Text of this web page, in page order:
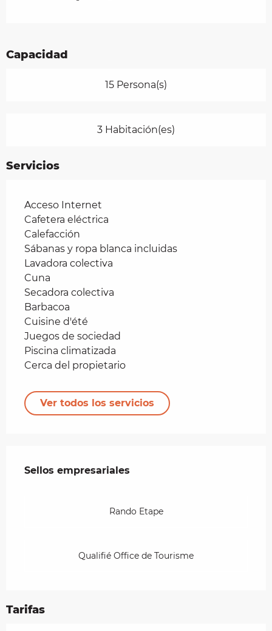
Capacidad
15 Persona(s)
3 Habitación(es)
Servicios
Acceso Internet
Cafetera eléctrica
Calefacción
Sábanas y ropa blanca incluidas
Lavadora colectiva
Cuna
Secadora colectiva
Barbacoa
Cuisine d'été
Juegos de sociedad
Piscina climatizada
Cerca del propietario
Ver todos los servicios
Sellos empresariales
Sellos empresariales
Rando Etape
Qualifié Office de Tourisme
Tarifas